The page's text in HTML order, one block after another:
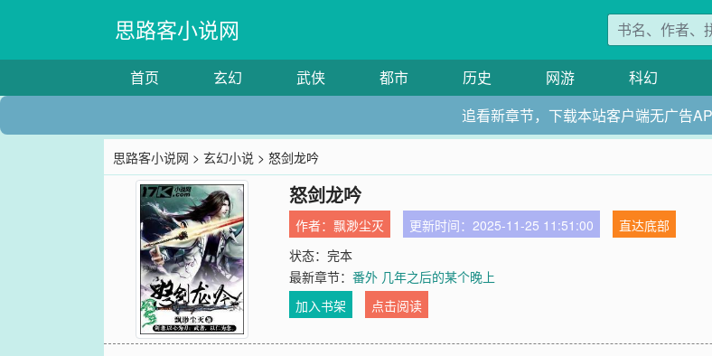
思路客小说网
首页 玄幻 武侠 都市 历史 网游 科幻
追看新章节，下载本站客户端无广告
思路客小说网 >玄幻小说 > 怒剑龙吟
怒剑龙吟
作者：飘渺尘灭 更新时间：2025-11-25 11:51:00
直达底部
状态：完本
最新章节：番外 几年之后的某个晚上
加入书架
点击阅读